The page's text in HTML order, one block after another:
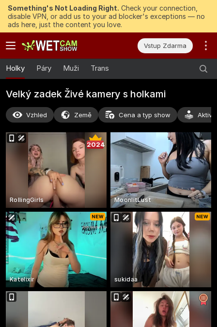
Something's Not Loading Right. Check your connection,
disable VPN, or add us to your ad blocker's exceptions — no
ads here, just the content you love.
Vstup Zdarma
Holky Páry Muži Trans
Velký zadek Živé kamery s holkami
Vzhled Země Cena a typ show
2024
RollingGirls MoonlitLust
Katelixir sukidaa